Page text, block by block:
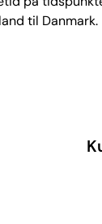
til Danmark.